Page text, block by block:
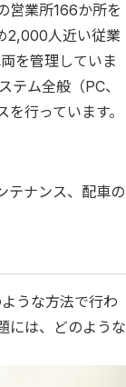
営業所166か所を
2,000人近い従業
を管理していま
テム全般（PC、
行っています。
テナンス、配車の
うな方法で行わ
には、どのような